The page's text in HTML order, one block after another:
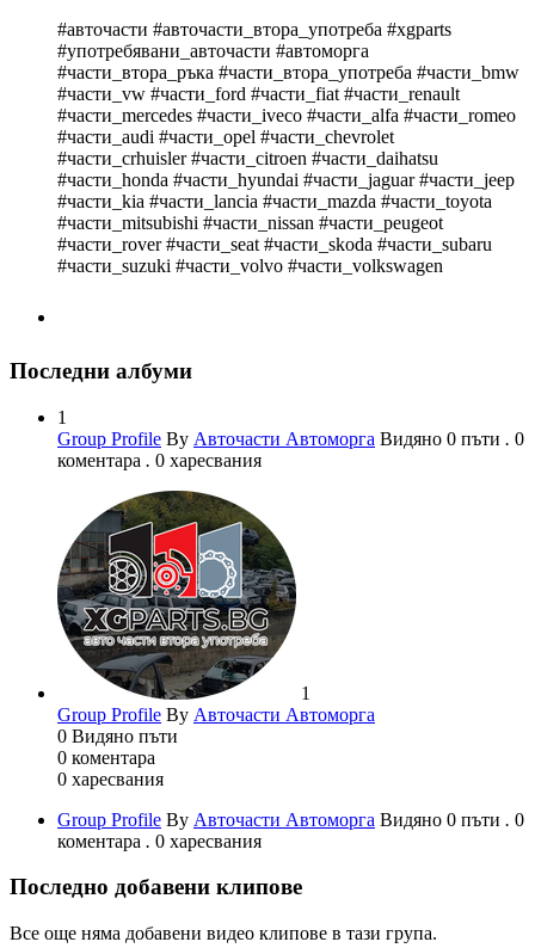
#авточасти #авточасти_втора_употреба #xgparts
#употребявани_авточасти #автоморга
#части_втора_ръка #части_втора_употреба #части_bmw
#части_vw #части_ford #части_fiat #части_renault
#части_mercedes #части_iveco #части_alfa #части_romeo
#части_audi #части_opel #части_chevrolet
#части_crhuisler #части_citroen #части_daihatsu
#части_honda #части_hyundai #части_jaguar #части_jeep
#части_kia #части_lancia #части_mazda #части_toyota
#части_mitsubishi #части_nissan #части_peugeot
#части_rover #части_seat #части_skoda #части_subaru
#части_suzuki #части_volvo #части_volkswagen
Последни албуми
1
Group Profile By Авточасти Автоморга Видяно 0 пъти . 0
коментара . 0 харесвания
1
Group Profile By Авточасти Автоморга
0 Видяно пъти
0 коментара
0 харесвания
Group Profile By Авточасти Автоморга Видяно 0 пъти . 0
коментара . 0 харесвания
Последно добавени клипове
Все още няма добавени видео клипове в тази група.